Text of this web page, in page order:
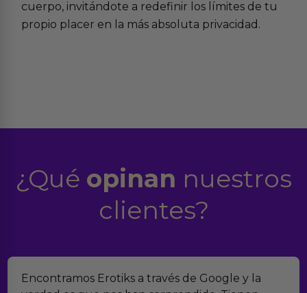
cuerpo, invitándote a redefinir los límites de tu
propio placer en la más absoluta privacidad.
¿Qué opinan nuestros
clientes?
Encontramos Erotiks a través de Google y la